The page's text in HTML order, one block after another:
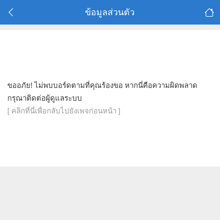
ข้อมูลส่วนตัว
ขออภัย! ไม่พบบอร์ดตามที่คุณร้องขอ หากนี่คือความผิดพลาด
กรุณาติดต่อผู้ดูแลระบบ
[ คลิกที่นี่เพื่อกลับไปยังเพจก่อนหน้า ]